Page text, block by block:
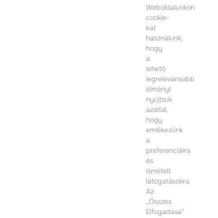
TOVÁBBI INFORMÁCIÓÉRT KÉRJÜK VEGYE FEL
VELÜNK A KAPCSOLATOT
Weboldalunkon
cookie-
kat
használunk,
hogy
a
lehető
legrelevánsabb
élményt
nyújtsuk
azáltal,
hogy
emlékezünk
a
preferenciáira
és
ismételt
látogatásokra.
Az
„Összes
Elfogadása”